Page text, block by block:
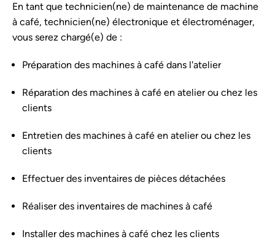
En tant que technicien(ne) de maintenance de machine
à café, technicien(ne) électronique et électroménager,
vous serez chargé(e) de :
Préparation des machines à café dans l'atelier
Réparation des machines à café en atelier ou chez les
clients
Entretien des machines à café en atelier ou chez les
clients
Effectuer des inventaires de pièces détachées
Réaliser des inventaires de machines à café
Installer des machines à café chez les clients